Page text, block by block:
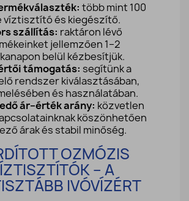
több mint 100
víztisztító és kiegészítő.
szállítás: raktáron lévő
jellemzően 1–2
belül kézbesítjük.
támogatás: segítünk a
rendszer kiválasztásában,
és használatában.
ár–érték arány: közvetlen
köszönhetően
árak és stabil minőség.
OZMÓZIS
– A
IVÓVÍZÉRT